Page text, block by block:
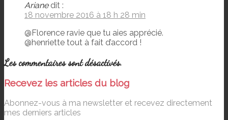
Ariane dit :
18 novembre 2016 à 18 h 28 min
@Florence ravie que tu aies apprécié.
@henriette tout à fait d’accord !
Les commentaires sont désactivés.
Recevez les articles du blog
Abonnez-vous à ma newsletter et recevez directement
mes derniers articles